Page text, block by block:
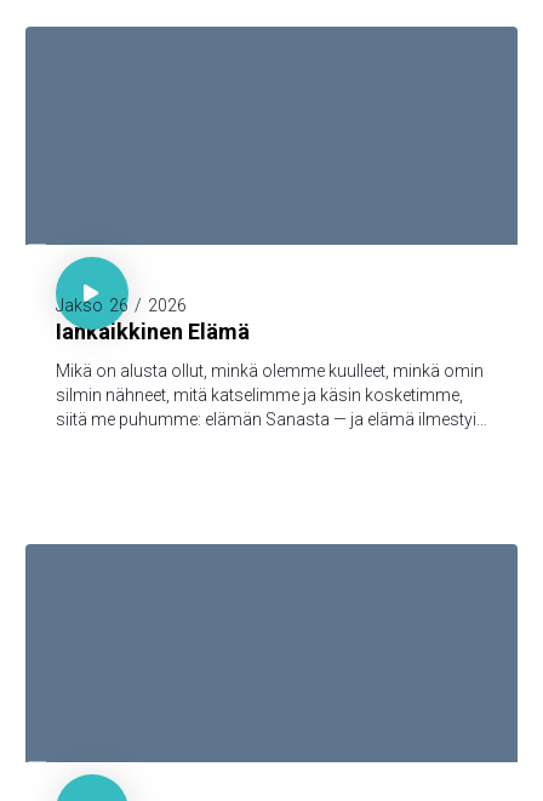
1. Joh. 1:1-3

Jakso 26 / 2026
Iankaikkinen Elämä
Mikä on alusta ollut, minkä olemme kuulleet, minkä omin
silmin nähneet, mitä katselimme ja käsin kosketimme,
siitä me puhumme: elämän Sanasta — ja elämä ilmestyi,
yhteys meidän kanssamme; ja meillä on yhteys Isän ja
1. Kor. 3:16